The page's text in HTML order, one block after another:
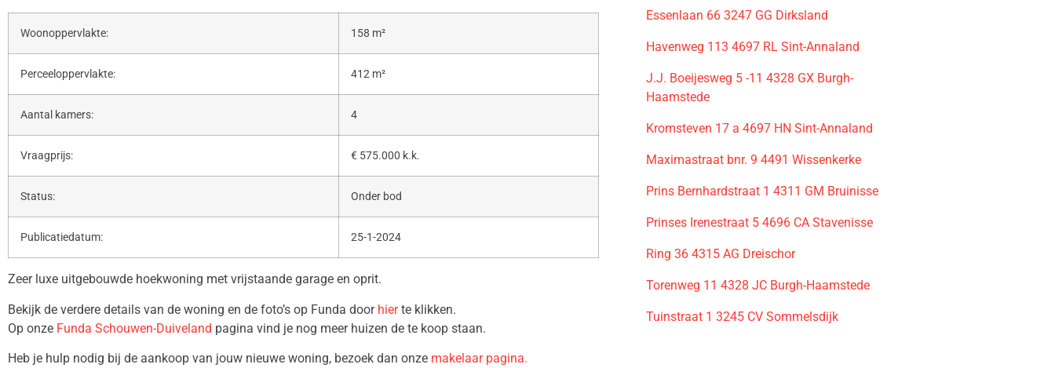
Woonoppervlakte: 158 m²
Perceeloppervlakte: 412 m²
Aantal kamers: 4
Vraagprijs: € 575.000 k.k.
Status: Onder bod
Publicatiedatum: 25-1-2024
Zeer luxe uitgebouwde hoekwoning met vrijstaande garage en oprit.
Bekijk de verdere details van de woning en de foto’s op Funda door hierte klikken.
Op onze Funda Schouwen-Duiveland pagina vind je nog meer huizen de te koop staan.
Heb je hulp nodig bij de aankoop van jouw nieuwe woning, bezoek dan onze makelaar pagina.
Essenlaan 66 3247 GG Dirksland
Havenweg 113 4697 RL Sint-Annaland
J.J. Boeijesweg 5 -11 4328 GX Burgh-
Haamstede
Kromsteven 17 a 4697 HN Sint-Annaland
Maximastraat bnr. 9 4491 Wissenkerke
Prins Bernhardstraat 1 4311 GM Bruinisse
Prinses Irenestraat 5 4696 CA Stavenisse
Ring 36 4315 AG Dreischor
Torenweg 11 4328 JC Burgh-Haamstede
Tuinstraat 1 3245 CV Sommelsdijk